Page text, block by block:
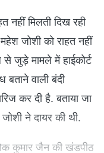
नहीं मिलती दिख रही
जोशी को राहत नहीं
जुड़े मामले में हाईकोर्ट
वाली बंदी
कर दी है. बताया जा
ने दायर की थी.
कुमार जैन की खंडपीठ